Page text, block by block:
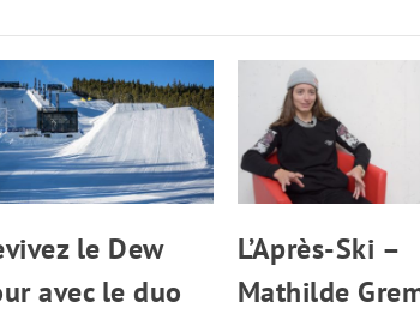
le Dew
avec le duo
L’Après-Ski –
Mathilde